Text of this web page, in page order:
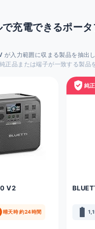
で充電できるポー
が入力範囲に収まる製品を抽出し
正品または端子が一致する製品
V2
晴天時 約24時間
verified_user 純
battery_full